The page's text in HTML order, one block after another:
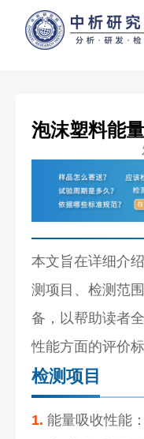
泡沫塑料能
本文旨在详细介
测项目、检测范
备，以帮助读者
性能方面的评价标
检测项目
1. 能量吸收性能